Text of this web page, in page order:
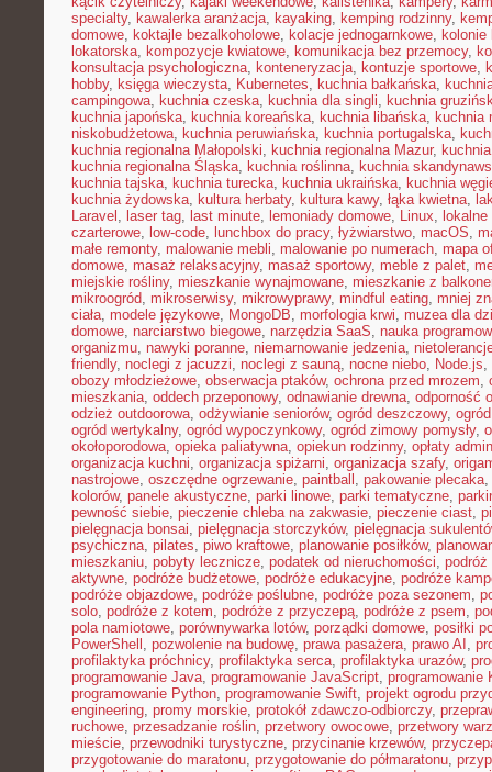
specialty, kawalerka aranżacja, kayaking, kemping rodzinny,
domowe, koktajle bezalkoholowe, kolacje jednogarnkowe, kolonie
lokatorska, kompozycje kwiatowe, komunikacja bez przemocy,
konsultacja psychologiczna, konteneryzacja, kontuzje sportowe,
hobby, księga wieczysta, Kubernetes, kuchnia bałkańska,
campingowa, kuchnia czeska, kuchnia dla singli, kuchnia
kuchnia japońska, kuchnia koreańska, kuchnia libańska, kuchnia
niskobudżetowa, kuchnia peruwiańska, kuchnia portugalska,
kuchnia regionalna Małopolski, kuchnia regionalna Mazur,
kuchnia regionalna Śląska, kuchnia roślinna, kuchnia
kuchnia tajska, kuchnia turecka, kuchnia ukraińska, kuchnia
kuchnia żydowska, kultura herbaty, kultura kawy, łąka kwietna,
Laravel , laser tag, last minute, lemoniady domowe, Linux,
czarterowe, low-code, lunchbox do pracy, łyżwiarstwo, macOS,
małe remonty, malowanie mebli, malowanie po numerach, mapa
domowe, masaż relaksacyjny, masaż sportowy, meble z palet,
miejskie rośliny, mieszkanie wynajmowane, mieszkanie z
mikroogród, mikroserwisy, mikrowyprawy, mindful eating, mniej
ciała, modele językowe, MongoDB, morfologia krwi, muzea dla
domowe, narciarstwo biegowe, narzędzia SaaS, nauka
organizmu, nawyki poranne, niemarnowanie jedzenia,
friendly, noclegi z jacuzzi, noclegi z sauną, nocne niebo, Node.js,
obozy młodzieżowe, obserwacja ptaków, ochrona przed mrozem,
mieszkania, oddech przeponowy, odnawianie drewna, odporność
odzież outdoorowa, odżywianie seniorów, ogród deszczowy,
ogród wertykalny, ogród wypoczynkowy, ogród zimowy pomysły,
okołoporodowa, opieka paliatywna, opiekun rodzinny, opłaty
organizacja kuchni, organizacja spiżarni, organizacja szafy,
nastrojowe, oszczędne ogrzewanie, paintball , pakowanie plecaka,
kolorów, panele akustyczne, parki linowe, parki tematyczne,
pewność siebie, pieczenie chleba na zakwasie, pieczenie ciast,
pielęgnacja bonsai, pielęgnacja storczyków, pielęgnacja
psychiczna, pilates, piwo kraftowe, planowanie posiłków,
mieszkaniu, pobyty lecznicze, podatek od nieruchomości, podróż
aktywne, podróże budżetowe, podróże edukacyjne, podróże
podróże objazdowe, podróże poślubne, podróże poza sezonem,
solo, podróże z kotem, podróże z przyczepą, podróże z psem,
pola namiotowe, porównywarka lotów, porządki domowe, posiłki
PowerShell , pozwolenie na budowę, prawa pasażera, prawo AI ,
profilaktyka próchnicy, profilaktyka serca, profilaktyka urazów,
programowanie Java, programowanie JavaScript, programowanie
programowanie Python, programowanie Swift, projekt ogrodu
engineering, promy morskie, protokół zdawczo-odbiorczy,
ruchowe, przesadzanie roślin, przetwory owocowe, przetwory
mieście, przewodniki turystyczne, przycinanie krzewów,
przygotowanie do maratonu, przygotowanie do półmaratonu,